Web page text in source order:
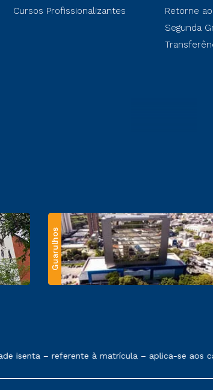
Cursos Profissionalizantes
Retorne
Segunda
Guarulhos
exposto no contrato de prestação de
– referente à matrícula – aplica-se aos